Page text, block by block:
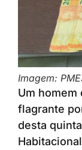
Imagem:
Um homem
flagrante
desta